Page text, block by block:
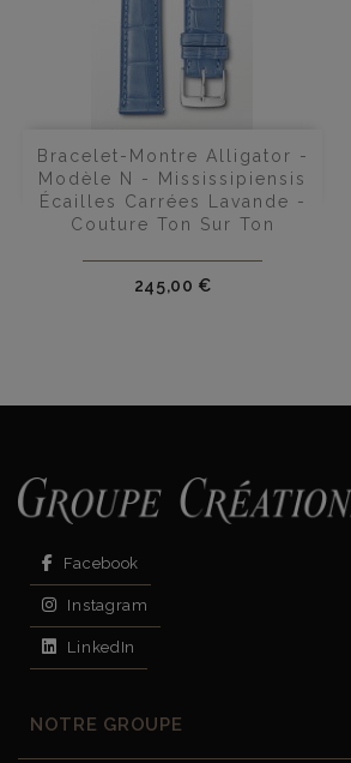
Bracelet-Montre Alligator -
Modèle N - Mississipiensis
Écailles Carrées Lavande -
Couture Ton Sur Ton
Prix
245,00 €
Facebook
Instagram
LinkedIn
NOTRE GROUPE